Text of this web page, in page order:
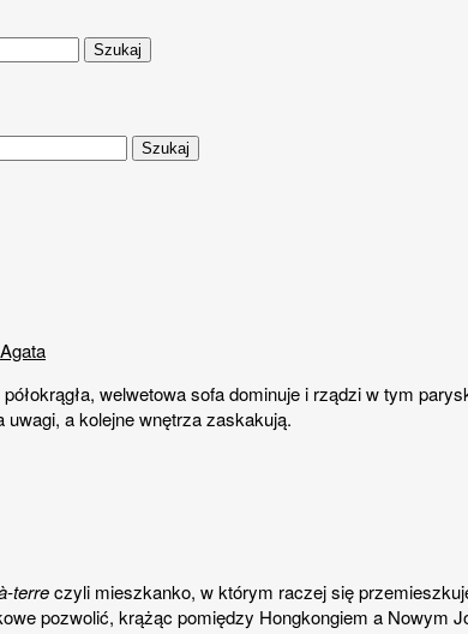
Agata
welwetowa sofa dominuje i rządzi w tym
uwagi, a kolejne wnętrza zaskakują.
terreczyli mieszkanko, w którym raczej się
pozwolić, krążąc pomiędzy Hongkongiem a Nowym